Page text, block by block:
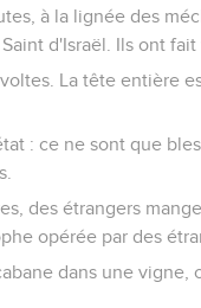
à la lignée des
d'Israël. Ils ont fait
La tête entière
: ce ne sont que
des étrangers
opérée par des
dans une vigne,